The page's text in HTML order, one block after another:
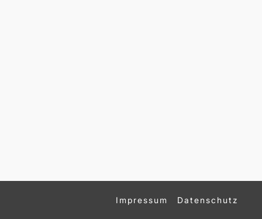
Impressum Datenschutz